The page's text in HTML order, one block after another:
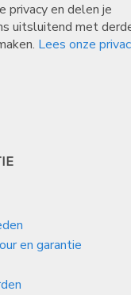
privacy en delen je
uitsluitend met
Lees onze
en garantie